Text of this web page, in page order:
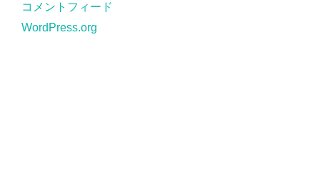
コメントフィード
WordPress.org